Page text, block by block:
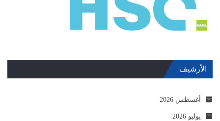
الأرشيف
أغسطس 2026
يوليو 2026